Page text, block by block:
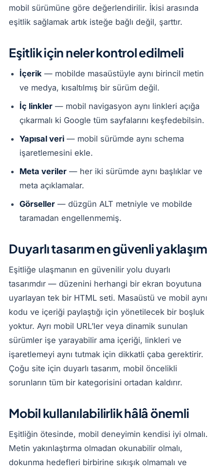
mobil sürümüne göre değerlendirilir. İkisi arasında
eşitlik sağlamak artık isteğe bağlı değil, şarttır.
Eşitlik için neler kontrol edilmeli
İçerik — mobilde masaüstüyle aynı birincil metin
ve medya, kısaltılmış bir sürüm değil.
İç linkler — mobil navigasyon aynı linkleri açığa
çıkarmalı ki Google tüm sayfalarını keşfedebilsin.
Yapısal veri — mobil sürümde aynı schema
işaretlemesini ekle.
Meta veriler — her iki sürümde aynı başlıklar ve
meta açıklamalar.
Görseller — düzgün ALT metniyle ve mobilde
taramadan engellenmemiş.
Duyarlı tasarım en güvenli yaklaşım
Eşitliğe ulaşmanın en güvenilir yolu duyarlı
tasarımdır — düzenini herhangi bir ekran boyutuna
uyarlayan tek bir HTML seti. Masaüstü ve mobil aynı
kodu ve içeriği paylaştığı için yönetilecek bir boşluk
yoktur. Ayrı mobil URL’ler veya dinamik sunulan
sürümler işe yarayabilir ama içeriği, linkleri ve
işaretlemeyi aynı tutmak için dikkatli çaba gerektirir.
Çoğu site için duyarlı tasarım, mobil öncelikli
sorunların tüm bir kategorisini ortadan kaldırır.
Mobil kullanılabilirlik hâlâ önemli
Eşitliğin ötesinde, mobil deneyimin kendisi iyi olmalı.
Metin yakınlaştırma olmadan okunabilir olmalı,
dokunma hedefleri birbirine sıkışık olmamalı ve